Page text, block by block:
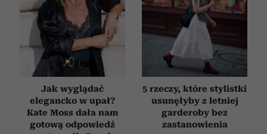
Jak wyglądać
elegancko w upał?
Kate Moss dała nam
gotową odpowiedź
5 rzeczy, które stylistki
usunęłyby z letniej
garderoby bez
zastanowienia